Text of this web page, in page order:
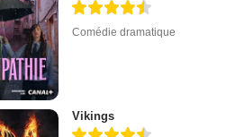
Comédie dramatique
Vikings